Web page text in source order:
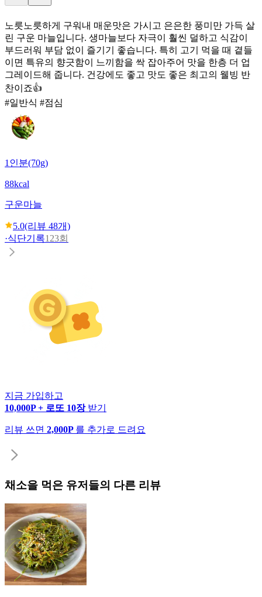
노릇노릇하게 구워내 매운맛은 가시고 은은한 풍미만 가득 살
린 구운 마늘입니다. 생마늘보다 자극이 훨씬 덜하고 식감이
부드러워 부담 없이 즐기기 좋습니다. 특히 고기 먹을 때 곁들
이면 특유의 향긋함이 느끼함을 싹 잡아주어 맛을 한층 더 업
그레이드해 줍니다. 건강에도 좋고 맛도 좋은 최고의 웰빙 반
찬이죠👍
#일반식 #점심
1인분(70g)
88kcal
구운마늘
5.0(리뷰 48개)
·식단기록123회
지금 가입하고
10,000P + 로또 10장 받기
리뷰 쓰면 2,000P 를 추가로 드려요
채소을 먹은 유저들의 다른 리뷰